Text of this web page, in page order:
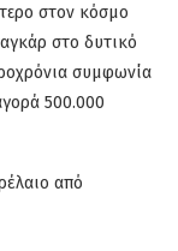
στον κόσμο
στο δυτικό
συμφωνία
500.000
από